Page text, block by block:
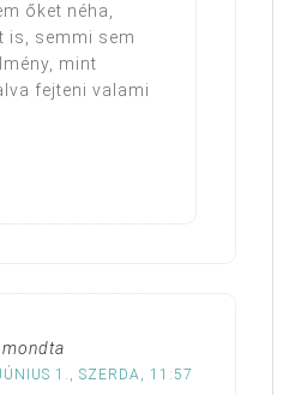
őket néha,
is, semmi sem
mint
fejteni valami
mondta
1., SZERDA, 11:57